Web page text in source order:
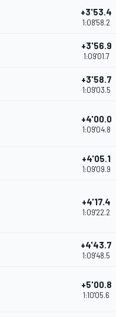
+3'53.4
1:08'58.2
+3'56.9
1:09'01.7
+3'58.7
1:09'03.5
+4'00.0
1:09'04.8
+4'05.1
1:09'09.9
+4'17.4
1:09'22.2
+4'43.7
1:09'48.5
+5'00.8
1:10'05.6